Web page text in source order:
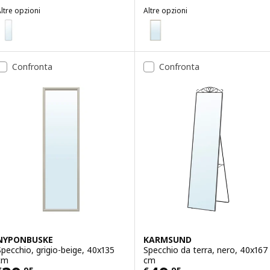
opzioni
LINDBYN, Specchio, nero, 40x130 cm
Altre opzioni
NYPONBUSKE
Opzione: NYPONBUSKE,
Confronta
grigio-beige, 40x135
Confronta
KARMSUND
Specchio da terra, nero, 40x167
cm